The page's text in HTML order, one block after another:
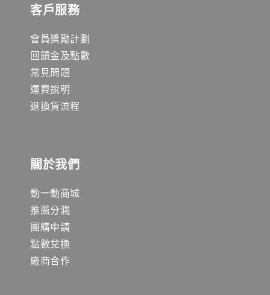
客戶服務
會員獎勵計劃
回饋金及點數
常見問題
運費說明
退換貨流程
關於我們
動一動商城
推薦分潤
團購申請
點數兌換
廠商合作